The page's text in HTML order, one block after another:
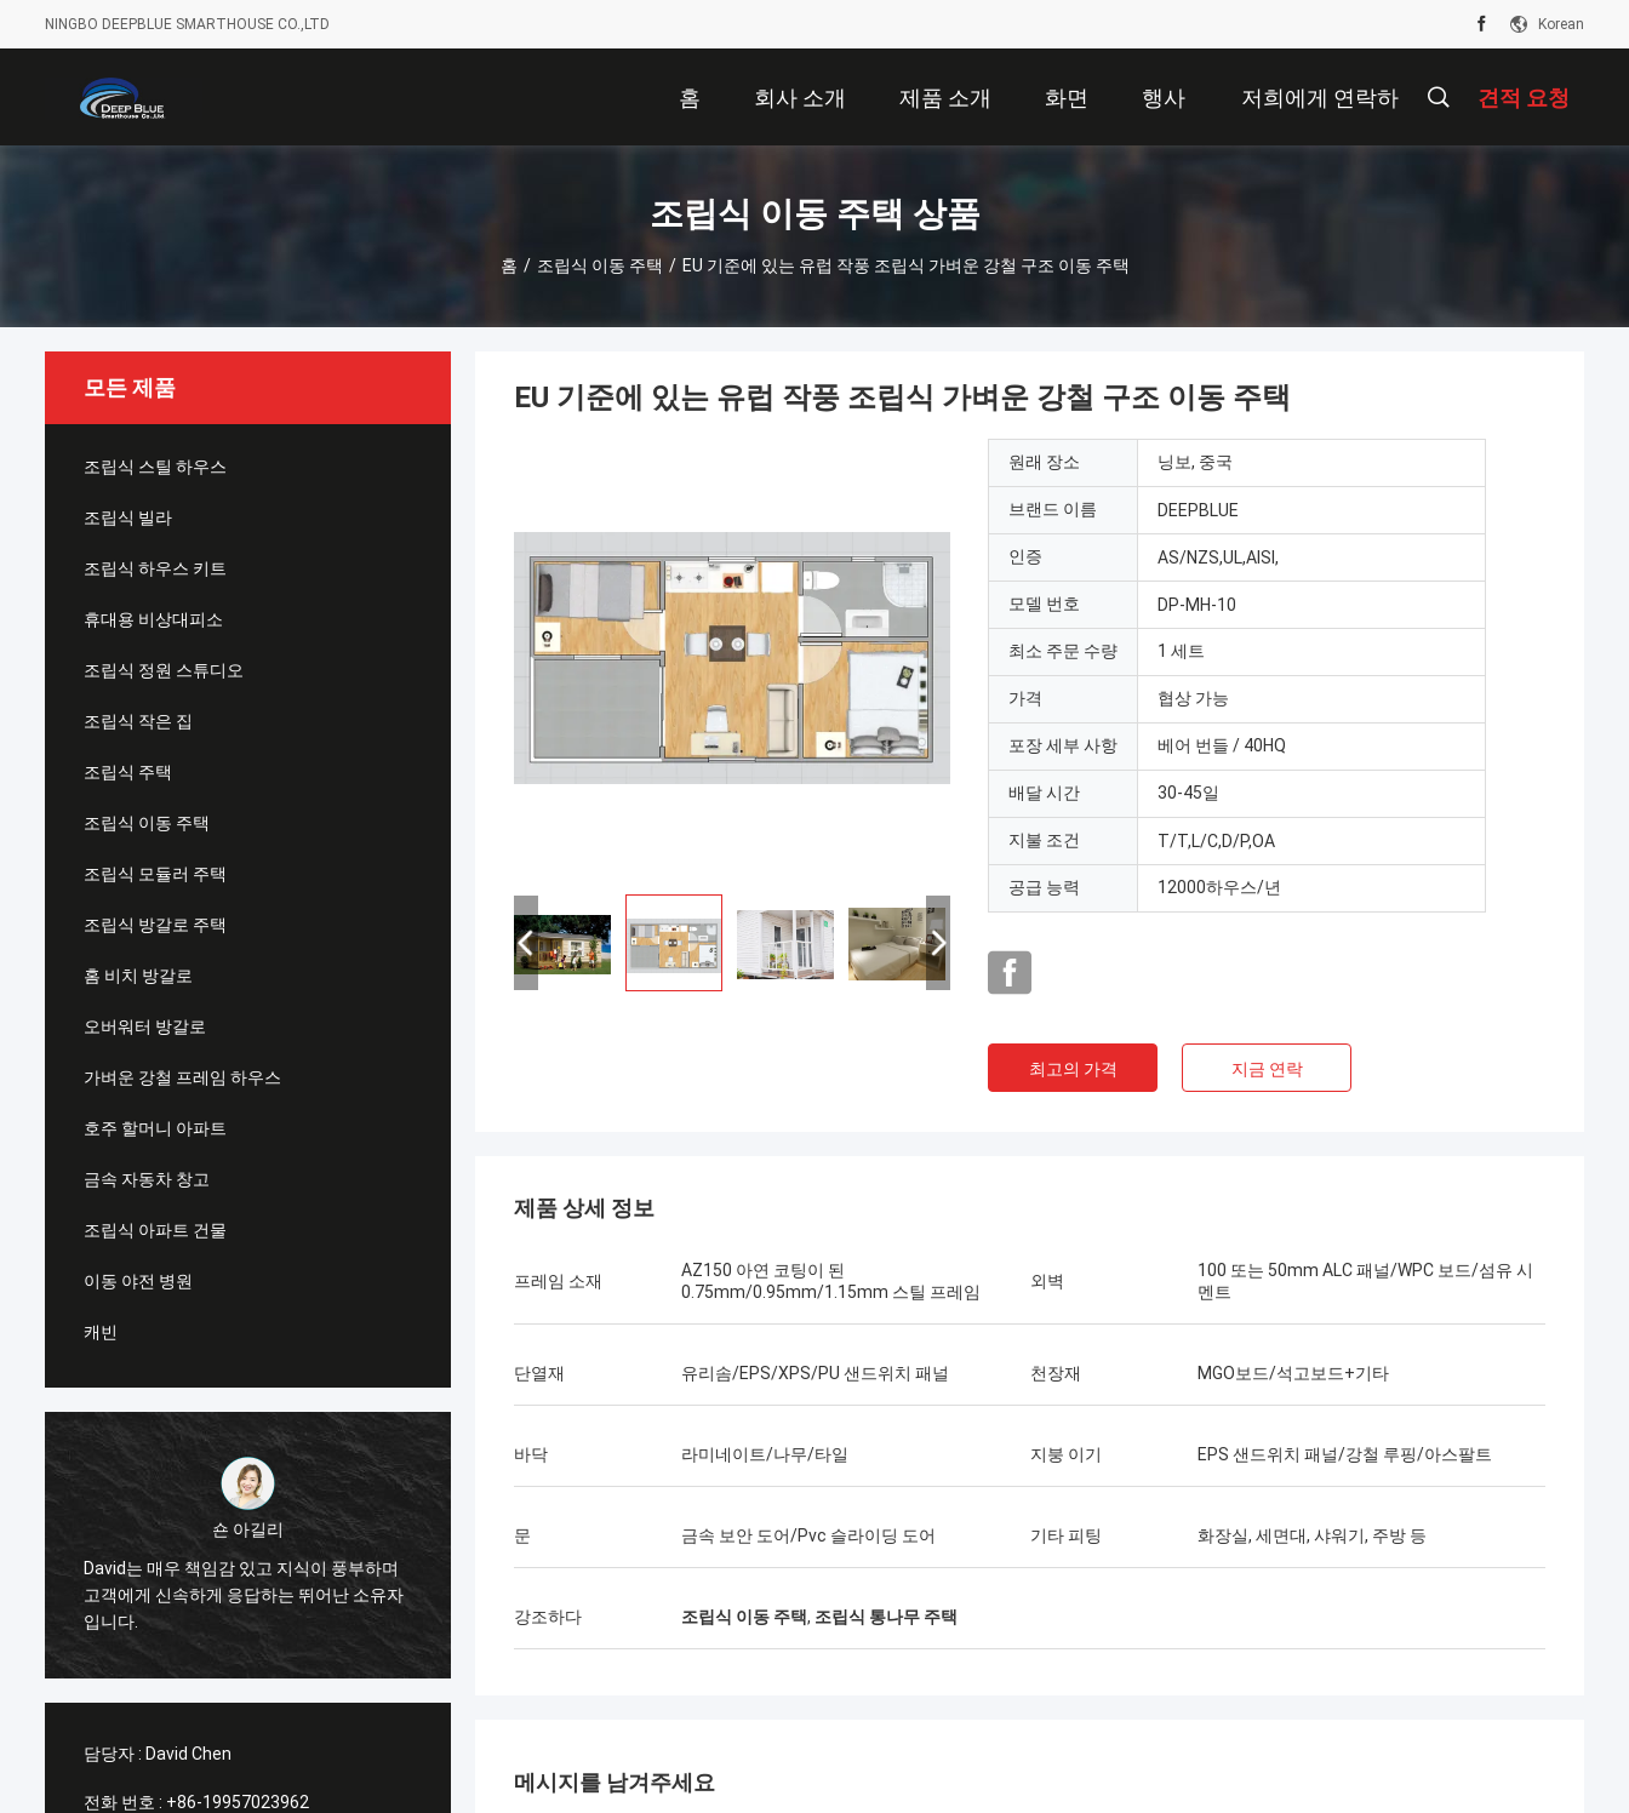
NINGBO DEEPBLUE SMARTHOUSE CO.,LTD Korean
홈 회사 소개 제품 소개 화면 행사 저희에게 연락하 견적 요청
조립식 이동 주택 상품
홈 / 조립식 이동 주택 / EU 기준에 있는 유럽 작풍 조립식 가벼운 강철 구조 이동 주택
모든 제품
조립식 스틸 하우스
조립식 빌라
조립식 하우스 키트
휴대용 비상대피소
조립식 정원 스튜디오
조립식 작은 집
조립식 주택
조립식 이동 주택
조립식 모듈러 주택
조립식 방갈로 주택
홈 비치 방갈로
오버워터 방갈로
가벼운 강철 프레임 하우스
호주 할머니 아파트
금속 자동차 창고
조립식 아파트 건물
이동 야전 병원
캐빈
숀 아길리
David는 매우 책임감 있고 지식이 풍부하며
고객에게 신속하게 응답하는 뛰어난 소유자
입니다.
Deep Blue Smarthouse의 David를 적극 추
게리
이 있습니다. 저는 그들을 믿습니다.
담당자 : David Chen
전화 번호 : +86-19957023962
EU 기준에 있는 유럽 작풍 조립식 가벼운 강철 구조 이동 주택
원래 장소 닝보, 중국
브랜드 이름 DEEPBLUE
인증 AS/NZS,UL,AISI,
모델 번호 DP-MH-10
최소 주문 수량 1 세트
가격 협상 가능
포장 세부 사항 베어 번들 / 40HQ
배달 시간 30-45일
지불 조건 T/T,L/C,D/P,OA
공급 능력 12000하우스/년
최고의 가격 지금 연락
제품 상세 정보
프레임 소재
AZ150 아연 코팅이 된
0.75mm/0.95mm/1.15mm 스틸 프레임
외벽
100 또는 50mm ALC 패널/WPC 보드/섬유 시
멘트
단열재 유리솜/EPS/XPS/PU 샌드위치 패널 천장재 MGO보드/석고보드+기타
바닥 라미네이트/나무/타일 지붕 이기 EPS 샌드위치 패널/강철 루핑/아스팔트
문 금속 보안 도어/Pvc 슬라이딩 도어 기타 피팅 화장실, 세면대, 샤워기, 주방 등
강조하다 조립식 이동 주택, 조립식 통나무 주택
메시지를 남겨주세요